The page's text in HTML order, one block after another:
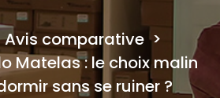
Avis comparative >
Matelas : le choix malin
sans se ruiner ?